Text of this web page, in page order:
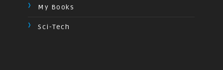
My Books
Sci-Tech